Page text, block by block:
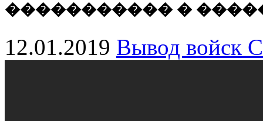
����������� �
12.01.2019 Вывод войск